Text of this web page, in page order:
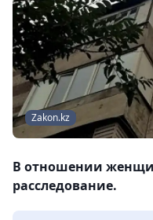
Zakon.kz
В отношении
расследование.